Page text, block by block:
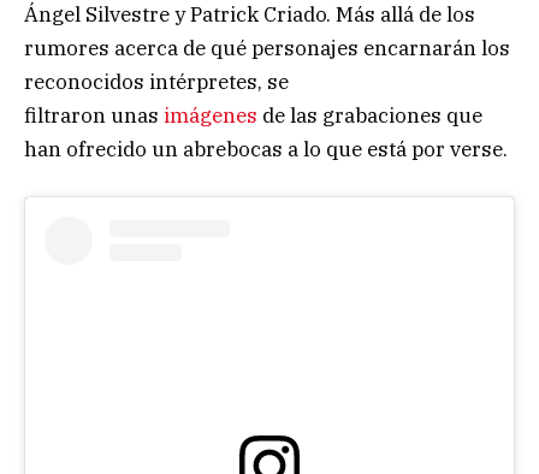
Ángel Silvestre y Patrick Criado. Más allá de los
rumores acerca de qué personajes encarnarán los
reconocidos intérpretes, se
filtraron unas imágenes de las grabaciones que
han ofrecido un abrebocas a lo que está por verse.